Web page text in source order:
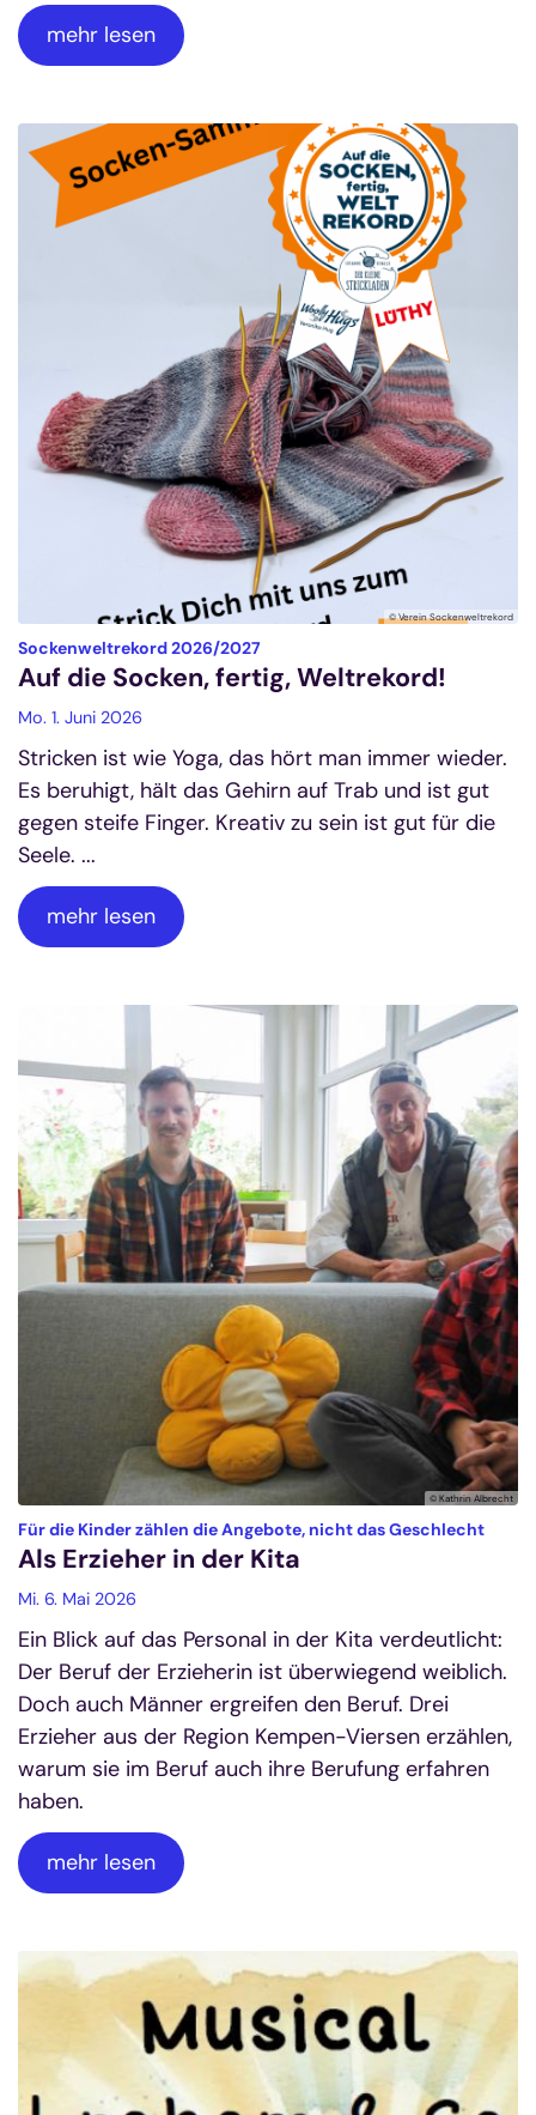
mehr lesen
© Verein Sockenweltrekord
Sockenweltrekord 2026/2027
Auf die Socken, fertig, Weltrekord!
Mo. 1. Juni 2026
Stricken ist wie Yoga, das hört man immer wieder.
Es beruhigt, hält das Gehirn auf Trab und ist gut
gegen steife Finger. Kreativ zu sein ist gut für die
Seele. ...
mehr lesen
© Kathrin Albrecht
Für die Kinder zählen die Angebote, nicht das Geschlecht:
Als Erzieher in der Kita
Mi. 6. Mai 2026
Ein Blick auf das Personal in der Kita verdeutlicht:
Der Beruf der Erzieherin ist überwiegend weiblich.
Doch auch Männer ergreifen den Beruf. Drei
Erzieher aus der Region Kempen-Viersen erzählen,
warum sie im Beruf auch ihre Berufung erfahren
haben.
mehr lesen